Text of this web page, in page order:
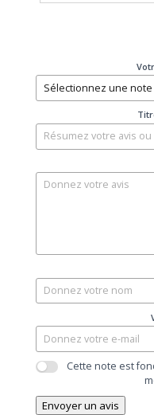
Cette note est
Envoyer un avis